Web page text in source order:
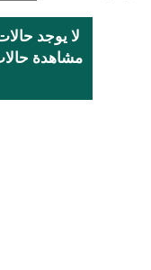
لا يوجد
مشاهدة